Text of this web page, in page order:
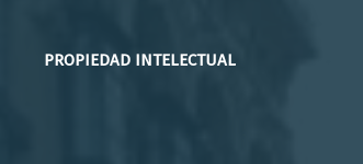
PROPIEDAD INTELECTUAL